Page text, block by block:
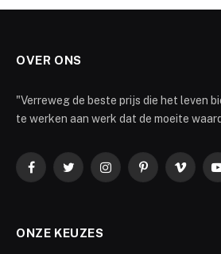
OVER ONS
"Verreweg de beste prijs die het leven
te werken aan werk dat de moeite
FacebookTwitterInstagramPinterestVimeo
ONZE KEUZES